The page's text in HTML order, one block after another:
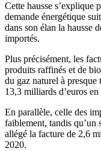
Cette hausse s’explique
demande énergétique
dans son élan la hausse
importés.
Plus précisément, les
produits raffinés et de
du gaz naturel à
13,3 milliards d’euros en
En parallèle, celle des
faiblement, tandis qu’un
allégé la facture de 2,6
2020.